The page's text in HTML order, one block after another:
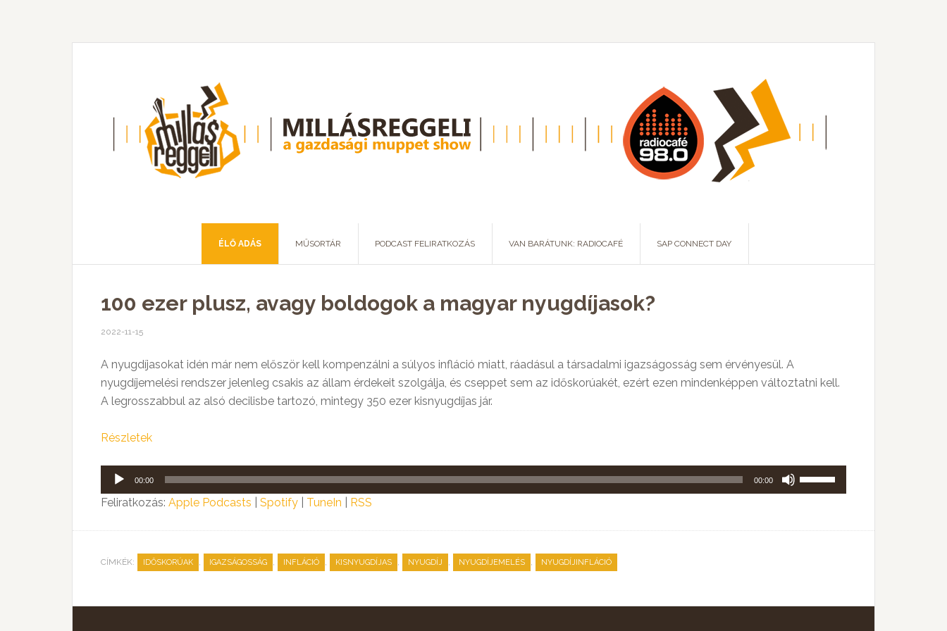
ÉLŐ ADÁS MŰSORTÁR PODCAST FELIRATKOZÁS VAN BARÁTUNK: RADIOCAFÉ SAP CONNECT DAY
100 ezer plusz, avagy boldogok a magyar nyugdíjasok?
2022-11-15
A nyugdíjasokat idén már nem először kell kompenzálni a súlyos infláció miatt, ráadásul a társadalmi igazságosság sem érvényesül. A
nyugdíjemelési rendszer jelenleg csakis az állam érdekeit szolgálja, és cseppet sem az időskorúakét, ezért ezen mindenképpen változtatni kell.
A legrosszabbul az alsó decilisbe tartozó, mintegy 350 ezer kisnyugdíjas jár.
Részletek
Audió
lejátszó
00:00 00:00
hangerő
illetőleg
Feliratkozás: Apple Podcasts Spotify TuneIn RSS
CÍMKÉK: IDŐSKORÚAK , IGAZSÁGOSSÁG , INFLÁCIÓ , KISNYUGDÍJAS , NYUGDÍJ , NYUGDÍJEMELÉS , NYUGDÍJINFLÁCIÓ